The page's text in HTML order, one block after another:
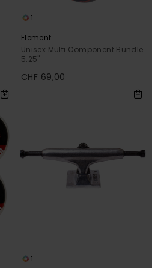
1
Element
Unisex Multi Component Bundle
5.25"
CHF 69,00
1